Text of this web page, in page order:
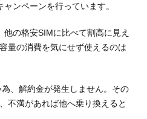
ャンペーンを行っています。
の格安SIMに比べて割高に見え
量の消費を気にせず使えるのは
為、解約金が発生しません。その
不満があれば他へ乗り換えると